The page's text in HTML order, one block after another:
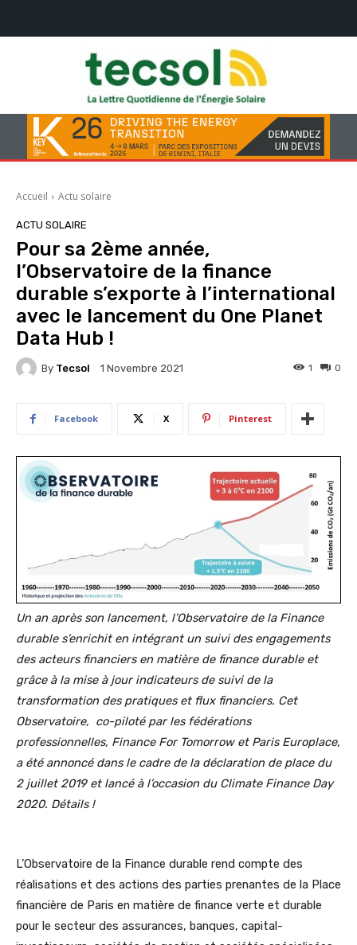
Accueil Actu solaire
ACTU SOLAIRE
Pour sa 2ème année,
l’Observatoire de la finance
durable s’exporte à l’international
avec le lancement du One Planet
Data Hub !
By Tecsol 1 Novembre 2021 0
1
Facebook X Pinterest
Un an après son lancement, l’Observatoire de la Finance
durable s’enrichit en intégrant un suivi des engagements
des acteurs financiers en matière de finance durable et
grâce à la mise à jour indicateurs de suivi de la
transformation des pratiques et flux financiers. Cet
Observatoire, co-piloté par les fédérations
professionnelles, Finance For Tomorrow et Paris Europlace,
a été annoncé dans le cadre de la déclaration de place du
2 juillet 2019 et lancé à l’occasion du Climate Finance Day
2020. Détails !
L’Observatoire de la Finance durable rend compte des
réalisations et des actions des parties prenantes de la Place
financière de Paris en matière de finance verte et durable
pour le secteur des assurances, banques, capital-